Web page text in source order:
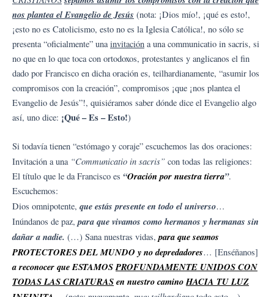
nos plantea el Evangelio de Jesús (nota: ¡Dios mío!, ¡qué es esto!,
¡esto no es Catolicismo, esto no es la Iglesia Católica!, no sólo se
presenta “oficialmente” unainvitación a una communicatio in sacris, si
no que en lo que toca con ortodoxos, protestantes y anglicanos el fin
dado por Francisco en dicha oración es, teilhardianamente, “asumir los
compromisos con la creación”, compromisos ¡que ¡nos plantea el
Evangelio de Jesús”!, quisiéramos saber dónde dice el Evangelio algo
así, uno dice: ¡Qué – Es – Esto!)
Si todavía tienen “estómago y coraje” escuchemos las dos oraciones:
Invitación a una “Communicatio in sacris” con todas las religiones:
El título que le da Francisco es “Oración por nuestra tierra”.
Escuchemos:
Dios omnipotente, que estás presente en todo el universo…
Inúndanos de paz,para que vivamos como hermanos y hermanas sin
dañar a nadie. (…) Sana nuestras vidas,para que seamos
PROTECTORES DEL MUNDO y no depredadores… [Enséñanos]
a reconocer que ESTAMOSPROFUNDAMENTE UNIDOS CON
TODAS LAS CRIATURASen nuestro caminoHACIA TU LUZ